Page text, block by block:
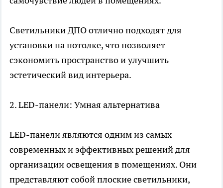
Светильники ДПО отлично подходят для
установки на потолке, что позволяет
сэкономить пространство и улучшить
эстетический вид интерьера.
2.LED-панели: Умная альтернатива
LED-панели являются одним из самых
современных и эффективных решений для
организации освещения в помещениях. Они
представляют собой плоские светильники,